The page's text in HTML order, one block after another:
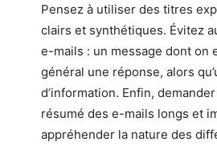
Pensez à utiliser des titres
clairs et synthétiques. Évitez
e-mails : un message dont on
général une réponse, alors
d’information. Enfin,
résumé des e-mails longs et
appréhender la nature des